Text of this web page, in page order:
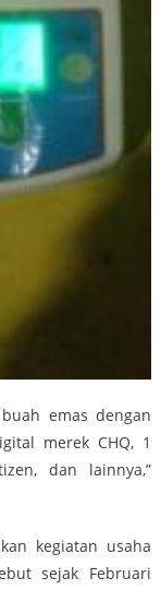
emas dengan
merek CHQ, 1
dan lainnya,”
kegiatan usaha
sejak Februari